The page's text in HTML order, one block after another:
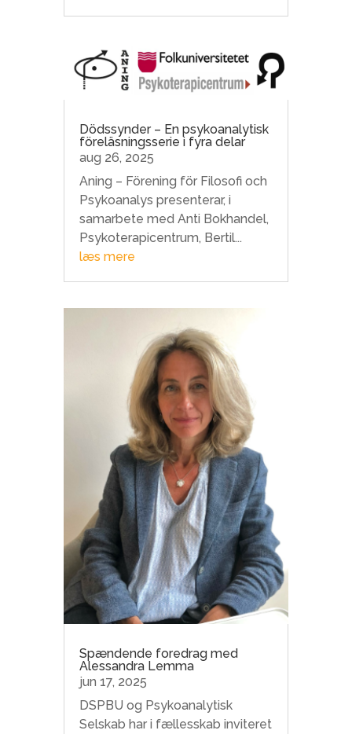
Dödssynder – En psykoanalytisk
föreläsningsserie i fyra delar
aug 26, 2025
Aning – Förening för Filosofi och
Psykoanalys presenterar, i
samarbete med Anti Bokhandel,
Psykoterapicentrum, Bertil...
læs mere
Spændende foredrag med
Alessandra Lemma
jun 17, 2025
DSPBU og Psykoanalytisk
Selskab har i fællesskab inviteret